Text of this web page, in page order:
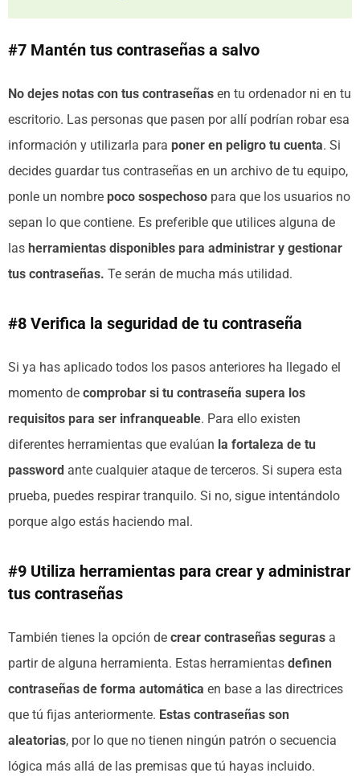
#7 Mantén tus contraseñas a salvo
No dejes notas con tus contraseñas en tu ordenador ni en tu
escritorio. Las personas que pasen por allí podrían robar esa
información y utilizarla para poner en peligro tu cuenta. Si
decides guardar tus contraseñas en un archivo de tu equipo,
ponle un nombre poco sospechoso para que los usuarios no
sepan lo que contiene. Es preferible que utilices alguna de
las herramientas disponibles para administrar y gestionar
tus contraseñas. Te serán de mucha más utilidad.
#8 Verifica la seguridad de tu contraseña
Si ya has aplicado todos los pasos anteriores ha llegado el
momento de comprobar si tu contraseña supera los
requisitos para ser infranqueable. Para ello existen
diferentes herramientas que evalúan la fortaleza de tu
password ante cualquier ataque de terceros. Si supera esta
prueba, puedes respirar tranquilo. Si no, sigue intentándolo
porque algo estás haciendo mal.
#9 Utiliza herramientas para crear y administrar
tus contraseñas
También tienes la opción de crear contraseñas seguras a
partir de alguna herramienta. Estas herramientas definen
contraseñas de forma automática en base a las directrices
que tú fijas anteriormente. Estas contraseñas son
aleatorias, por lo que no tienen ningún patrón o secuencia
lógica más allá de las premisas que tú hayas incluido.